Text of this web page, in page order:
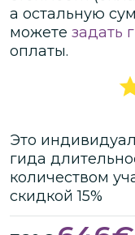
а остальную
можете задать
оплаты.
Это
гида
количеством
скидкой 15%